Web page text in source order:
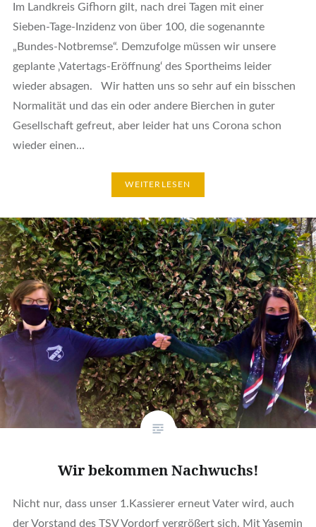
Im Landkreis Gifhorn gilt, nach drei Tagen mit einer
Sieben-Tage-Inzidenz von über 100, die sogenannte
„Bundes-Notbremse“. Demzufolge müssen wir unsere
geplante ‚Vatertags-Eröffnung‘ des Sportheims leider
wieder absagen. Wir hatten uns so sehr auf ein bisschen
Normalität und das ein oder andere Bierchen in guter
Gesellschaft gefreut, aber leider hat uns Corona schon
wieder einen…
WEITERLESEN
Wir bekommen Nachwuchs!
Nicht nur, dass unser 1.Kassierer erneut Vater wird, auch
der Vorstand des TSV Vordorf vergrößert sich. Mit Yasemin